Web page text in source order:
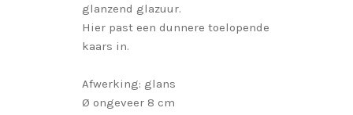
glanzend glazuur.
Hier past een dunnere toelopende
kaars in.
Afwerking: glans
Ø ongeveer 8 cm